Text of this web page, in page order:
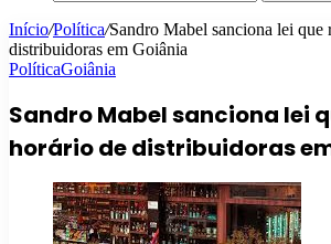
Início/Política/Sandro Mabel sanciona lei que
distribuidoras em Goiânia
PolíticaGoiânia
Sandro Mabel sanciona lei
horário de distribuidoras